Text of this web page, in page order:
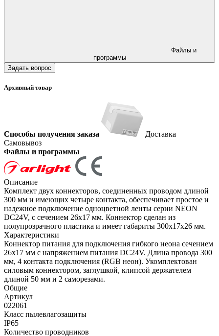
программы
Задать вопрос
Архивный товар
Способы получения заказа
Доставка
Самовывоз
Файлы и программы
Описание
Комплект двух коннекторов, соединенных проводом длиной
300 мм и имеющих четыре контакта, обеспечивает простое и
надежное подключение одноцветной ленты серии NEON
DC24V, с сечением 26x17 мм. Коннектор сделан из
полупрозрачного пластика и имеет габариты 300х17х26 мм.
Характеристики
Коннектор питания для подключения гибкого неона сечением
26х17 мм с напряжением питания DC24V. Длина провода 300
мм, 4 контакта подключения (RGB неон). Укомплектован
силовым коннектором, заглушкой, клипсой держателем
длиной 50 мм и 2 саморезами.
Общие
Артикул
022061
Класс пылевлагозащиты
IP65
Количество проводников